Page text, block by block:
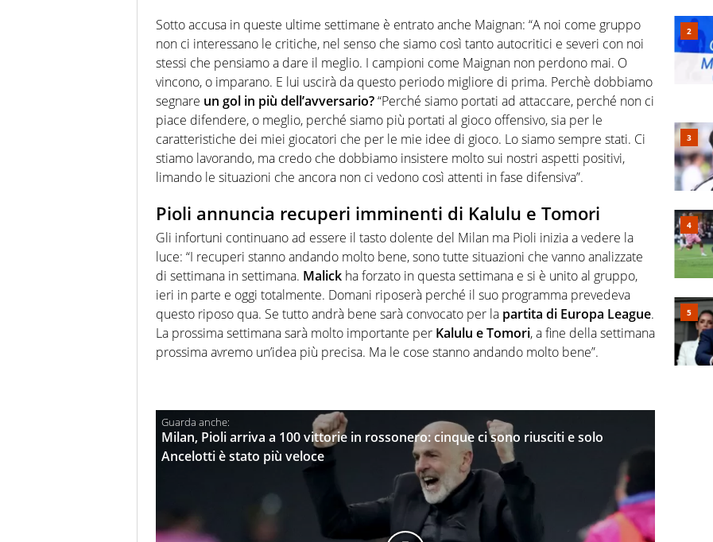
Sotto accusa in queste ultime settimane è entrato anche Maignan: “A noi come gruppo
non ci interessano le critiche, nel senso che siamo così tanto autocritici e severi con noi
stessi che pensiamo a dare il meglio. I campioni come Maignan non perdono mai. O
vincono, o imparano. E lui uscirà da questo periodo migliore di prima. Perchè dobbiamo
segnare un gol in più dell’avversario?“Perché siamo portati ad attaccare, perché non ci
piace difendere, o meglio, perché siamo più portati al gioco offensivo, sia per le
caratteristiche dei miei giocatori che per le mie idee di gioco. Lo siamo sempre stati. Ci
stiamo lavorando, ma credo che dobbiamo insistere molto sui nostri aspetti positivi,
limando le situazioni che ancora non ci vedono così attenti in fase difensiva”.
Pioli annuncia recuperi imminenti di Kalulu e Tomori
Gli infortuni continuano ad essere il tasto dolente del Milan ma Pioli inizia a vedere la
luce: “I recuperi stanno andando molto bene, sono tutte situazioni che vanno analizzate
di settimana in settimana. Malick ha forzato in questa settimana e si è unito al gruppo,
ieri in parte e oggi totalmente. Domani riposerà perché il suo programma prevedeva
questo riposo qua. Se tutto andrà bene sarà convocato per la partita di Europa League.
La prossima settimana sarà molto importante per Kalulu e Tomori, a fine della settimana
prossima avremo un’idea più precisa. Ma le cose stanno andando molto bene”.
Milan, Pioli arriva a 100 vittorie in rossonero: cinque ci sono riusciti e solo
Ancelotti è stato più veloce